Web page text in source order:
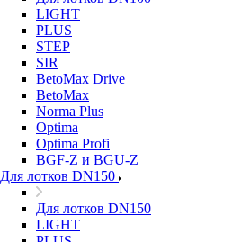
LIGHT
PLUS
STEP
SIR
BetoMax Drive
BetoMax
Norma Plus
Optima
Optima Profi
BGF-Z и BGU-Z
Для лотков DN150
Для лотков DN150
LIGHT